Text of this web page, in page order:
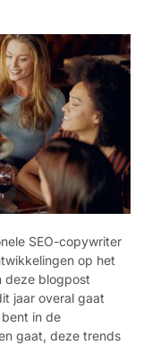
SEO-copywriter
op het
deze blogpost
jaar overal gaat
in de
gaat, deze trends